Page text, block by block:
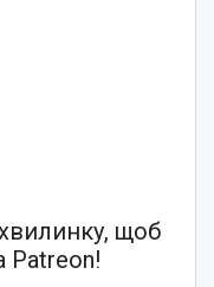
щоб
Patreon!